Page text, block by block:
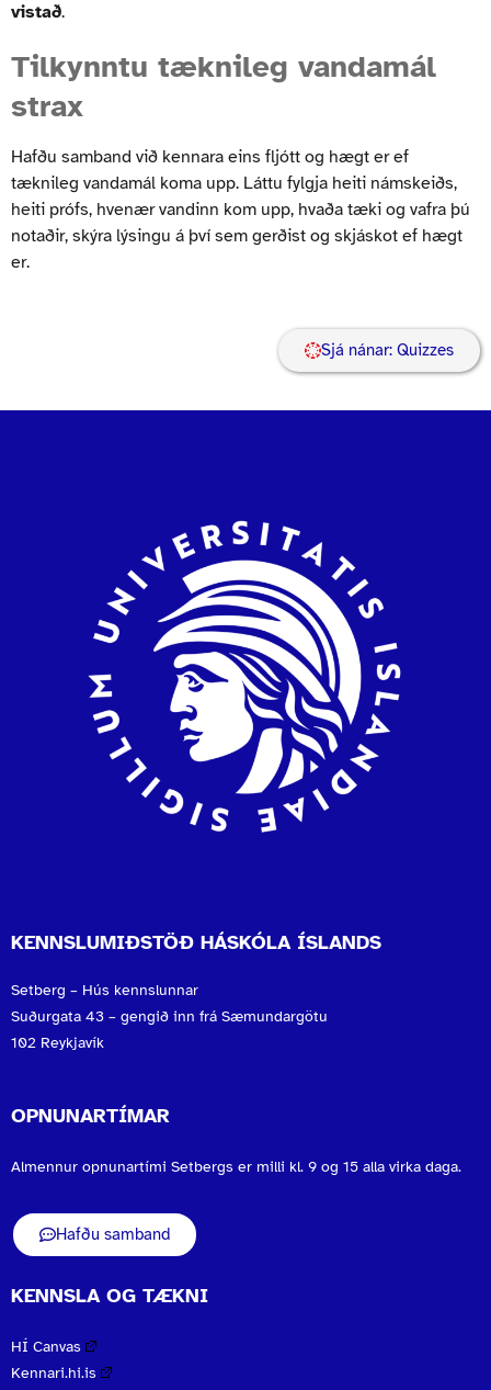
vistað.
Tilkynntu tæknileg vandamál
strax
Hafðu samband við kennara eins fljótt og hægt er ef
tæknileg vandamál koma upp. Láttu fylgja heiti námskeiðs,
heiti prófs, hvenær vandinn kom upp, hvaða tæki og vafra þú
notaðir, skýra lýsingu á því sem gerðist og skjáskot ef hægt
er.
Sjá nánar: Quizzes
KENNSLUMIÐSTÖÐ HÁSKÓLA ÍSLANDS
Setberg – Hús kennslunnar
Suðurgata 43 – gengið inn frá Sæmundargötu
102 Reykjavík
OPNUNARTÍMAR
Almennur opnunartími Setbergs er milli kl. 9 og 15 alla virka daga.
Hafðu samband
KENNSLA OG TÆKNI
HÍ Canvas
Kennari.hi.is